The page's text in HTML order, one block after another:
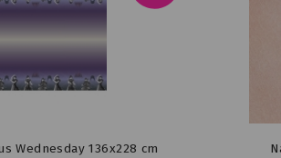
Wednesday 136x228 cm